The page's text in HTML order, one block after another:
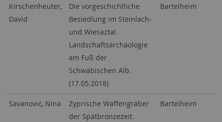
Kirschenheuter,
David
Die vorgeschichtliche
Besiedlung im Steinlach-
und Wiesaztal.
Landschaftsarchäologie
am Fuß der
Schwäbischen Alb.
(17.05.2018)
Bartelheim
Savanović, Nina
Zyprische Waffengräber
der Spätbronzezeit.
Bartelheim